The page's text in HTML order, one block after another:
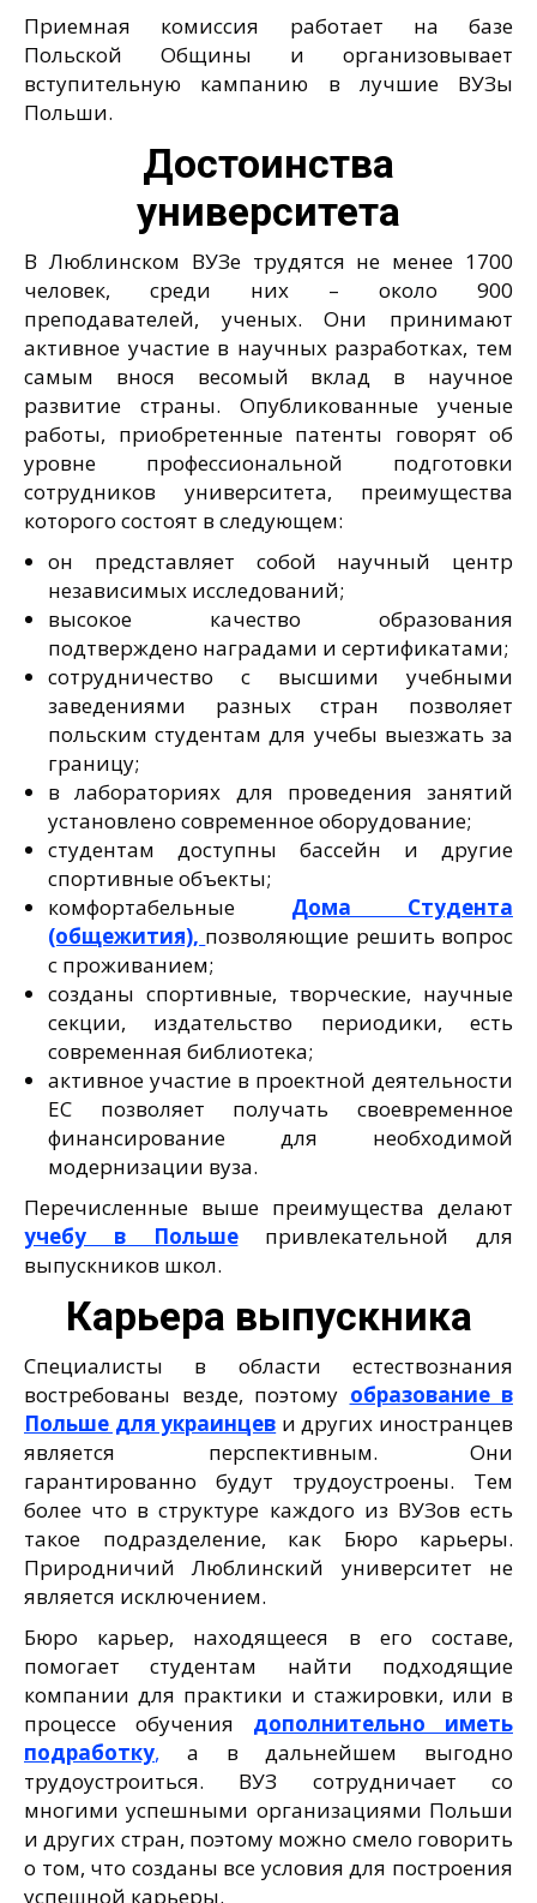
Приемная комиссия работает на базе
Польской Общины и организовывает
вступительную кампанию в лучшие ВУЗы
Польши.
Достоинства
университета
В Люблинском ВУЗе трудятся не менее 1700
человек, среди них – около 900
преподавателей, ученых. Они принимают
активное участие в научных разработках, тем
самым внося весомый вклад в научное
развитие страны. Опубликованные ученые
работы, приобретенные патенты говорят об
уровне профессиональной подготовки
сотрудников университета, преимущества
которого состоят в следующем:
он представляет собой научный центр
независимых исследований;
высокое качество образования
подтверждено наградами и сертификатами;
сотрудничество с высшими учебными
заведениями разных стран позволяет
польским студентам для учебы выезжать за
границу;
в лабораториях для проведения занятий
установлено современное оборудование;
студентам доступны бассейн и другие
спортивные объекты;
комфортабельные Дома Студента
(общежития), позволяющие решить вопрос
с проживанием;
созданы спортивные, творческие, научные
секции, издательство периодики, есть
современная библиотека;
активное участие в проектной деятельности
ЕС позволяет получать своевременное
финансирование для необходимой
модернизации вуза.
Перечисленные выше преимущества делают
учебу в Польшепривлекательной для
выпускников школ.
Карьера выпускника
Специалисты в области естествознания
востребованы везде, поэтому образование в
Польше для украинцев и других иностранцев
является перспективным. Они
гарантированно будут трудоустроены. Тем
более что в структуре каждого из ВУЗов есть
такое подразделение, как Бюро карьеры.
Природничий Люблинский университет не
является исключением.
Бюро карьер, находящееся в его составе,
помогает студентам найти подходящие
компании для практики и стажировки, или в
процессе обучения дополнительно иметь
подработку, а в дальнейшем выгодно
трудоустроиться. ВУЗ сотрудничает со
многими успешными организациями Польши
и других стран, поэтому можно смело говорить
о том, что созданы все условия для построения
успешной карьеры.